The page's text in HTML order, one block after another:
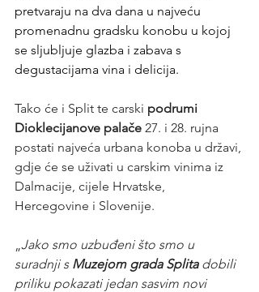
pretvaraju na dva dana u najveću
promenadnu gradsku konobu u kojoj
se sljubljuje glazba i zabava s
degustacijama vina i delicija.
Tako će i Split te carski podrumi
Dioklecijanove palače 27. i 28. rujna
postati najveća urbana konoba u državi,
gdje će se uživati u carskim vinima iz
Dalmacije, cijele Hrvatske,
Hercegovine i Slovenije.
Jako smo uzbuđeni što smo u
suradnji s Muzejom grada Splita dobili
priliku pokazati jedan sasvim novi